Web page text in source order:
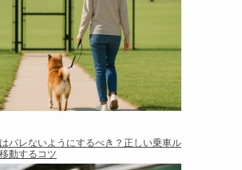
バレないようにするべき？正しい乗車ル
動するコツ